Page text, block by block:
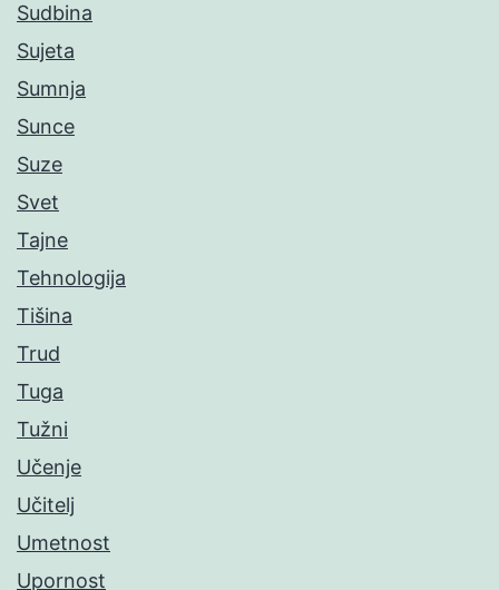
Sudbina
Sujeta
Sumnja
Sunce
Suze
Svet
Tajne
Tehnologija
Tišina
Trud
Tuga
Tužni
Učenje
Učitelj
Umetnost
Upornost